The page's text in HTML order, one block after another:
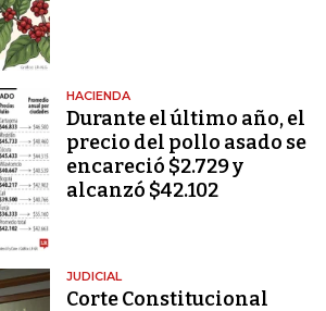
HACIENDA
Durante el último año, el
precio del pollo asado se
encareció $2.729 y
alcanzó $42.102
JUDICIAL
Corte Constitucional